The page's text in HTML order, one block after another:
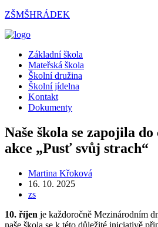
Přejít
obsahu
ZŠMŠHRÁDEK
Menu
Základní škola
Mateřská škola
Školní družina
Školní jídelna
Kontakt
Dokumenty
Naše škola se zapojila
akce „Pusť svůj strach“
Autor
příspěvku
Martina Křoková
Příspěvek
byl
16. 10. 2025
Rubriky
zs
10. říjen je každoročně Mezinárodním
naše škola se k této důležité iniciativě